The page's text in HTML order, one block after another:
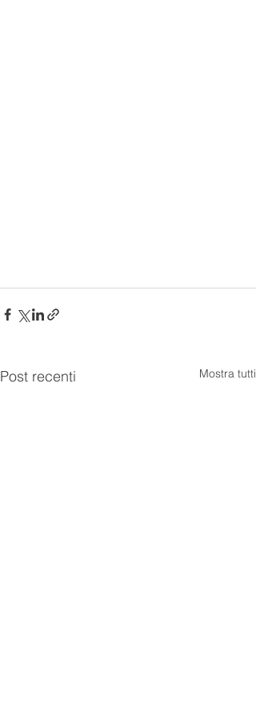
Post recenti Mostra tutti